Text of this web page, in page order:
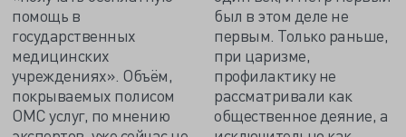
помощь в
государственных
медицинских
учреждениях». Объём,
покрываемых полисом
ОМС услуг, по мнению
был в этом деле не
первым. Только раньше,
при царизме,
профилактику не
рассматривали как
общественное деяние, а